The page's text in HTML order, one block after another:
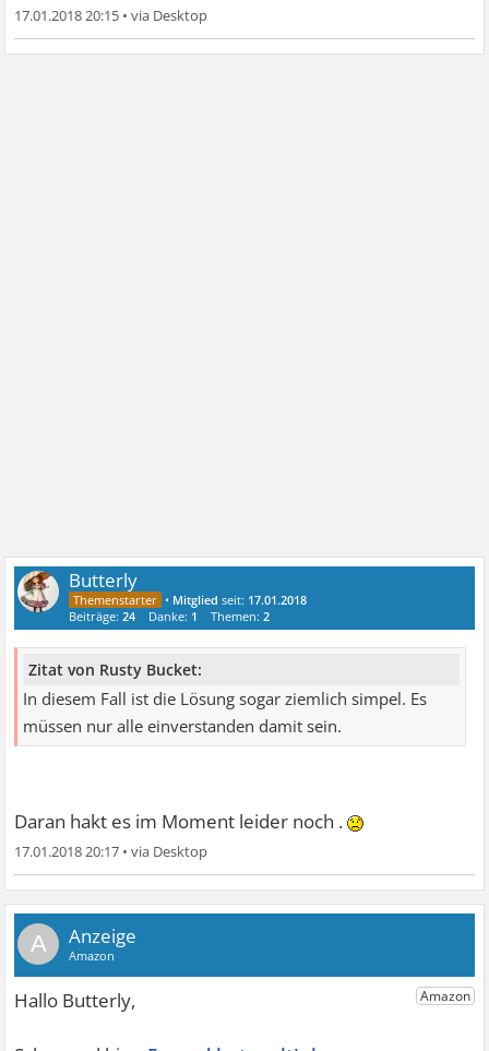
17.01.2018 20:15 •
Butterly
• Mitglied seit: 17.01.2018
Beiträge:24 Danke: 1 Themen:2
Zitat von Rusty Bucket:
In diesem Fall ist die Lösung sogar ziemlich simpel. Es
müssen nur alle einverstanden damit sein.
Daran hakt es im Moment leider noch .
17.01.2018 20:17 •
A